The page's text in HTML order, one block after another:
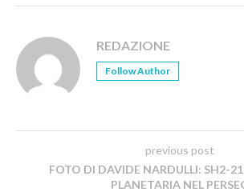
REDAZIONE
Follow Author
previous post
FOTO DI DAVIDE NARDULLI: SH2-
PLANETARIA NEL